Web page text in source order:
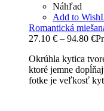
Náhľad
Add to
Romantická
27.10 € – 94.80 €
Okrúhla kytica
ktoré jemne
fotke je veľkosť